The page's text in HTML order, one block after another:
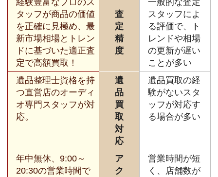
タッフが商品の価値
を正確に見極め、最
新市場相場とトレン
ドに基づいた適正査
定で高額買取！
査
定
精
度
スタッフによ
る評価で、ト
レンドや相場
の更新が遅い
ことが多い
遺品整理士資格を持
つ直営店のオーディ
オ専門スタッフが対
応。
遺
品
買
取
対
応
遺品買取の経
験がないスタ
ッフが対応す
る場合が多い
年中無休、9:00～
20:30の営業時間で
ア
ク
営業時間が短
く、店舗数が